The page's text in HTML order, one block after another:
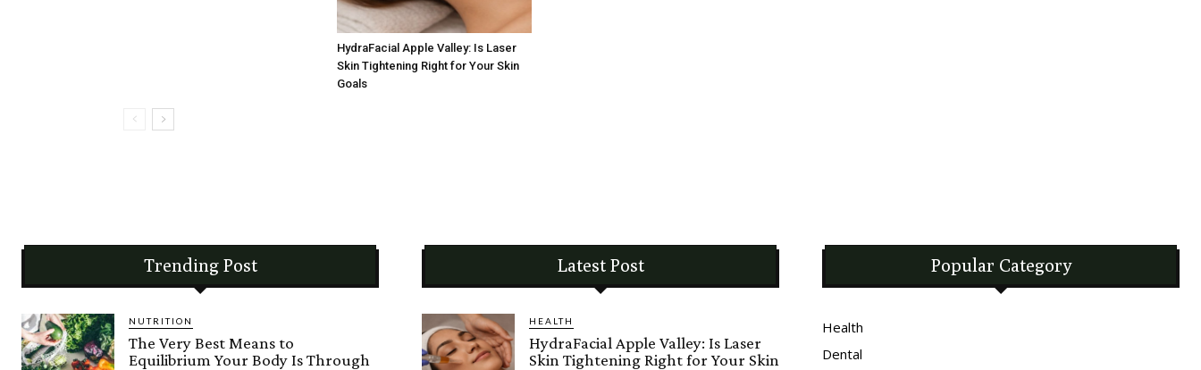
HydraFacial Apple Valley: Is Laser
Skin Tightening Right for Your Skin
Goals
Trending Post
NUTRITION
The Very Best Means to
Equilibrium Your Body Is Through
Latest Post
HEALTH
HydraFacial Apple Valley: Is Laser
Skin Tightening Right for Your Skin
Popular Category
Health
Dental